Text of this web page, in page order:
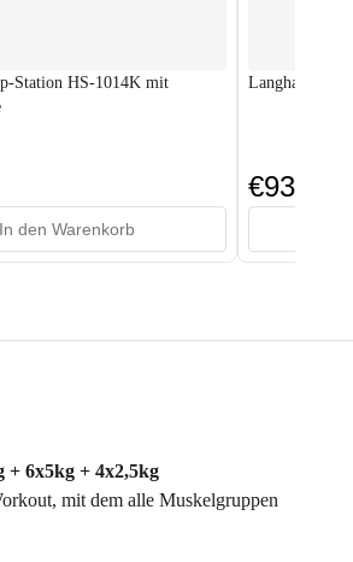
Station HS-1014K mit
den Warenkorb
€93.88
+ 6x5kg + 4x2,5kg
mit dem alle Muskelgruppen